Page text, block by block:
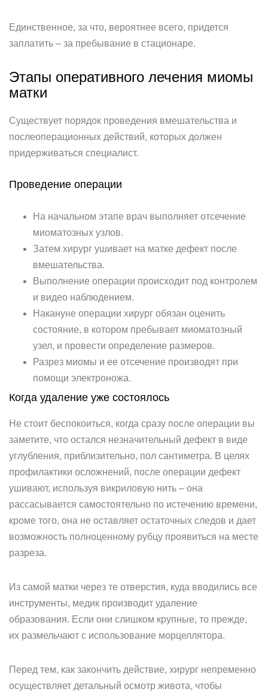
Единственное, за что, вероятнее всего, придется
заплатить – за пребывание в стационаре.
Этапы оперативного лечения миомы
матки
Существует порядок проведения вмешательства и
послеоперационных действий, которых должен
придерживаться специалист.
Проведение операции
На начальном этапе врач выполняет отсечение
миоматозных узлов.
Затем хирург ушивает на матке дефект после
вмешательства.
Выполнение операции происходит под контролем
и видео наблюдением.
Накануне операции хирург обязан оценить
состояние, в котором пребывает миоматозный
узел, и провести определение размеров.
Разрез миомы и ее отсечение производят при
помощи электроножа.
Когда удаление уже состоялось
Не стоит беспокоиться, когда сразу после операции вы
заметите, что остался незначительный дефект в виде
углубления, приблизительно, пол сантиметра. В целях
профилактики осложнений, после операции дефект
ушивают, используя викриловую нить – она
рассасывается самостоятельно по истечению времени,
кроме того, она не оставляет остаточных следов и дает
возможность полноценному рубцу проявиться на месте
разреза.
Из самой матки через те отверстия, куда вводились все
инструменты, медик производит удаление
образования. Если они слишком крупные, то прежде,
их размельчают с использование морцеллятора.
Перед тем, как закончить действие, хирург непременно
осуществляет детальный осмотр живота, чтобы